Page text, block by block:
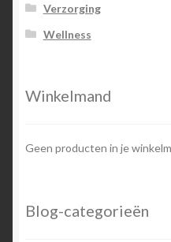
Verzorging
Wellness
Winkelmand
Geen producten in je
Blog-categorieën